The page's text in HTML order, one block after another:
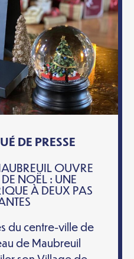
DE PRESSE
OUVRE
NOËL : UNE
À DEUX PAS
du centre-ville de
de Maubreuil